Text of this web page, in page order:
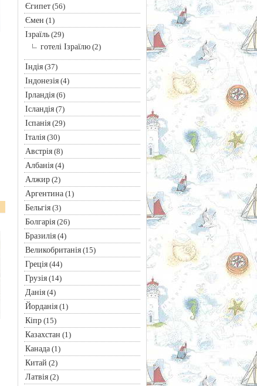
Єгипет(56)
Ємен (1)
Ізраїль(29)
готелі Ізраїлю(2)
Індія(37)
Індонезія(4)
Ірландія(6)
Ісландія(7)
Іспанія(29)
Італія(30)
Австрія(8)
Албанія(4)
Алжир(2)
Аргентина(1)
Бельгія(3)
Болгарія(26)
Бразилія(4)
Великобританія(15)
Греція(44)
Грузія(14)
Данія(4)
Йорданія(1)
Кіпр(15)
Казахстан (1)
Канада(1)
Китай (2)
Латвія(2)